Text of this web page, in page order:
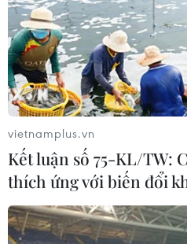
06/08/2026 10:38
Thanh Hóa dự kiến bắn
dịp Quốc khánh 2/9
Tà áo truyền thống “đan
hữu nghị 50 năm Việt
06/08/2026 07:30
vietnamplus.vn
Kết luận số 75-KL/TW:
thích ứng với biến đổi